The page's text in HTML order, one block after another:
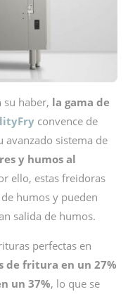
haber, la gama de
convence de
avanzado sistema de
y humos al
ello, estas freidoras
humos y pueden
salida de humos.
perfectas en
de fritura en un 27%
un 37%, lo que se